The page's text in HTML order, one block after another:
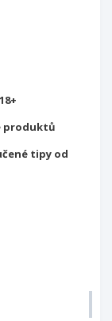
produktů
tipy od